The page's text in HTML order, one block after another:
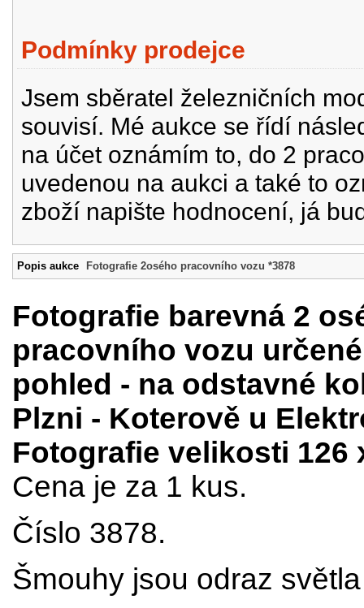
Podmínky prodejce
Jsem sběratel železničních
souvisí. Mé aukce se řídí
na účet oznámím to, do 2
uvedenou na aukci a také to
zboží napište hodnocení, já
Popis aukce Fotografie 2osého pracovního vozu *3878
Fotografie barevná 2
pracovního vozu
pohled - na odstavné
Plzni - Koterově u
Fotografie velikosti 126
Cena je za 1 kus.
Číslo 3878.
Šmouhy jsou odraz